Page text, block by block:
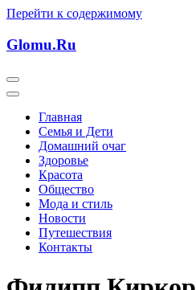
Перейти к содержимому
Glomu.Ru
Главная
Семья и Дети
Домашний очаг
Здоровье
Красота
Общество
Мода и стиль
Новости
Путешествия
Контакты